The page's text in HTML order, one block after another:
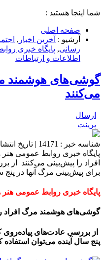
شما اینجا هستید :
صفحه اصلی
آرشیو : آخرین اخبار ,
رسانی, پایگاه خبری
اطلاعات و ارتباطات
گوشی‌های هوشمند
می‌کنند
ارسال
پرینت
شناسه خبر : 14171 | تاریخ انتشار : 29 اکتبر 2022 - 8:03 |
پایگاه خبری روابط عمومی
افراد را پیش‌بینی می‌کنند از
برای پیش‌بینی مرگ آنها در پنج
پایگاه خبری روابط عمومی
گوشی‌های هوشمند مرگ افراد
از بررسی‌ عادت‌های پیاده‌روی
پنج سال آینده می‌توان استفاده